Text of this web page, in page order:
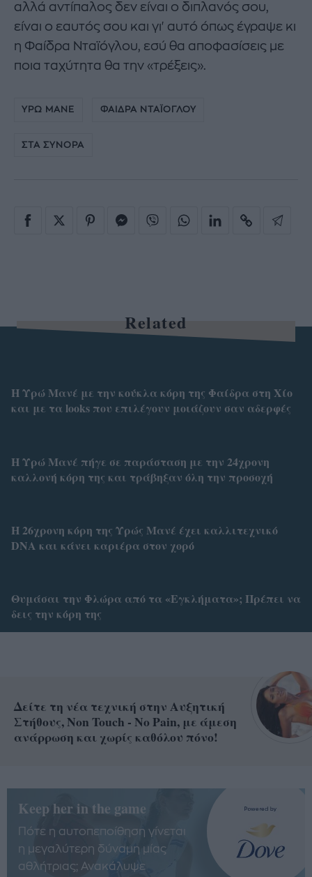
αλλά αντίπαλος δεν είναι ο διπλανός σου,
είναι ο εαυτός σου και γι' αυτό όπως έγραψε κι
η Φαίδρα Νταϊόγλου, εσύ θα αποφασίσεις με
ποια ταχύτητα θα την «τρέξεις».
ΥΡΩ ΜΑΝΕ ΦΑΙΔΡΑ ΝΤΑΪΟΓΛΟΥ
ΣΤΑ ΣΥΝΟΡΑ
Related
Η Υρώ Μανέ με την κούκλα κόρη της Φαίδρα στη Χίο
και με τα looks που επιλέγουν μοιάζουν σαν αδερφές
Η Υρώ Μανέ πήγε σε παράσταση με την 24χρονη
καλλονή κόρη της και τράβηξαν όλη την προσοχή
Η 26χρονη κόρη της Υρώς Μανέ έχει καλλιτεχνικό
DNA και κάνει καριέρα στον χορό
Θυμάσαι την Φλώρα από τα «Εγκλήματα»; Πρέπει να
δεις την κόρη της
Δείτε τη νέα τεχνική στην Αυξητική
Στήθους, Non Touch - No Pain, με άμεση
ανάρρωση και χωρίς καθόλου πόνο!
Keep her in the game
Πότε η αυτοπεποίθηση γίνεται
η μεγαλύτερη δύναμη μίας
αθλήτριας; Ανακάλυψε